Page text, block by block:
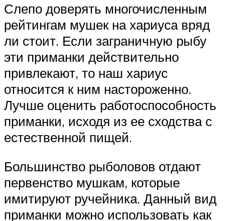
Слепо доверять многочисленным
рейтингам мушек на хариуса вряд
ли стоит. Если заграничную рыбу
эти приманки действительно
привлекают, то наш хариус
относится к ним настороженно.
Лучше оценить работоспособность
приманки, исходя из ее сходства с
естественной пищей.
Большинство рыболовов отдают
первенство мушкам, которые
имитируют ручейника. Данный вид
приманки можно использовать как